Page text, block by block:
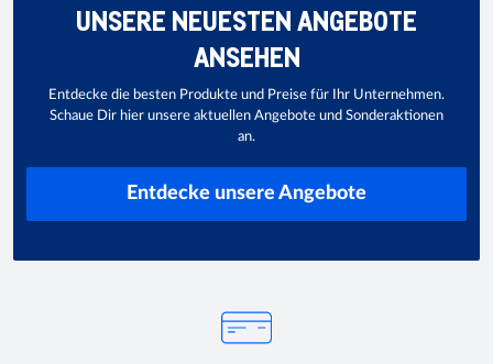
UNSERE NEUESTEN ANGEBOTE
ANSEHEN
Entdecke die besten Produkte und Preise für Ihr Unternehmen.
Schaue Dir hier unsere aktuellen Angebote und Sonderaktionen
an.
Entdecke unsere Angebote